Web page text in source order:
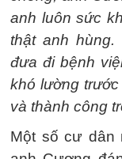
anh luôn sức
thật anh
đưa đi bệnh
khó lường
và thành công
Một số cư dân